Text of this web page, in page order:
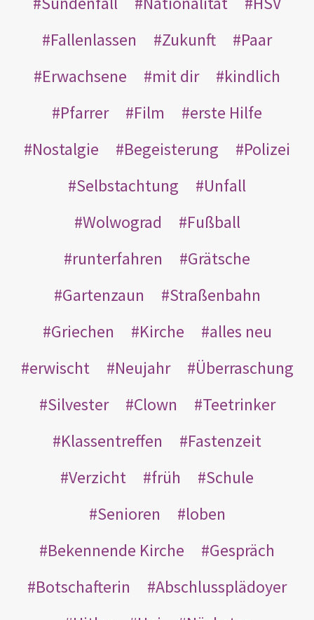
Fallenlassen
Zukunft
Paar
Erwachsene
mit dir
kindlich
Pfarrer
Film
erste Hilfe
Nostalgie
Begeisterung
Polizei
Selbstachtung
Unfall
Wolwograd
Fußball
runterfahren
Grätsche
Gartenzaun
Straßenbahn
Griechen
Kirche
alles neu
erwischt
Neujahr
Überraschung
Silvester
Clown
Teetrinker
Klassentreffen
Fastenzeit
Verzicht
früh
Schule
Senioren
loben
Bekennende Kirche
Gespräch
Botschafterin
Abschlussplädoyer